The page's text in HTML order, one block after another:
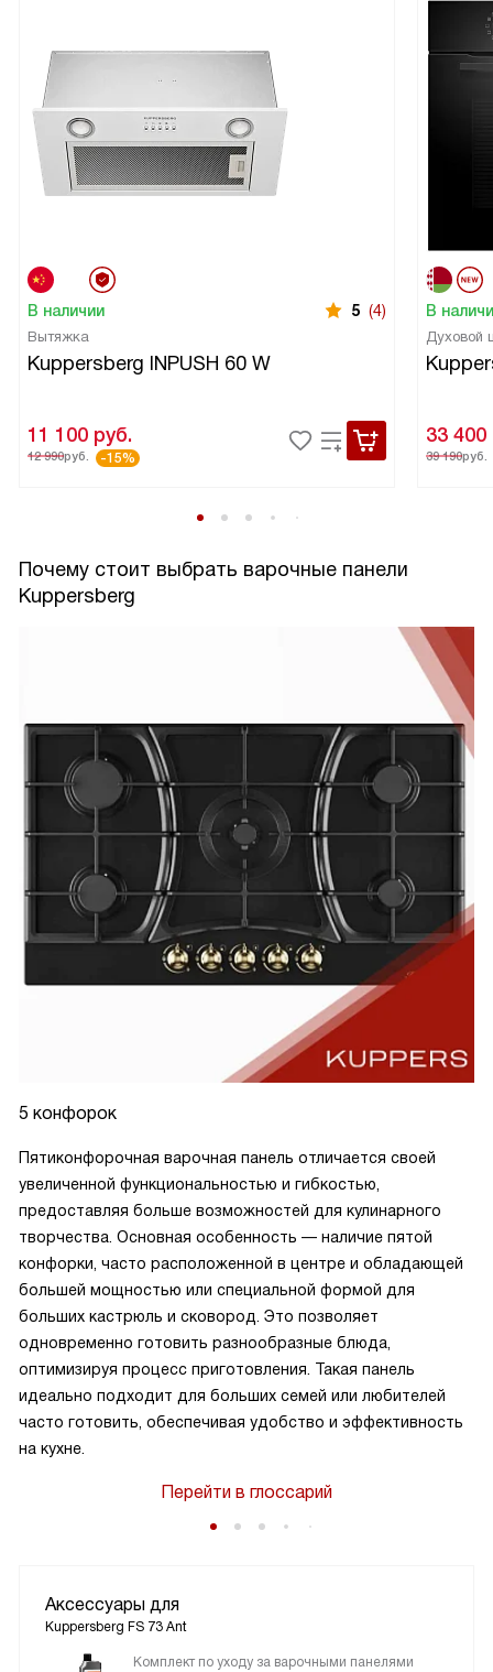
В наличии 5 (4)
Вытяжка
Kuppersberg INPUSH 60 W
11 100 руб.
12 990руб. -15%
В
Духовой
33 400
39 190руб.
Почему стоит выбрать варочные панели
Kuppersberg
5 конфорок
Пятиконфорочная варочная панель отличается своей
увеличенной функциональностью и гибкостью,
предоставляя больше возможностей для кулинарного
творчества. Основная особенность — наличие пятой
конфорки, часто расположенной в центре и обладающей
большей мощностью или специальной формой для
больших кастрюль и сковород. Это позволяет
одновременно готовить разнообразные блюда,
оптимизируя процесс приготовления. Такая панель
идеально подходит для больших семей или любителей
часто готовить, обеспечивая удобство и эффективность
на кухне.
Перейти в глоссарий
Аксессуары для
Kuppersberg FS 73 Ant
Комплект по уходу за варочными панелями